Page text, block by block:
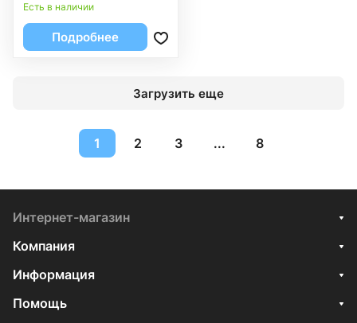
Есть в наличии
Подробнее
Загрузить еще
1 2 3 ... 8
Интернет-магазин
Компания
Информация
Помощь